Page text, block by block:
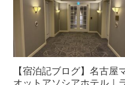
【宿泊記ブログ】名古屋